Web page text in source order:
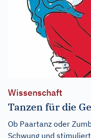
Wissenschaft
Tanzen für die
Ob Paartanz oder
Schwung und